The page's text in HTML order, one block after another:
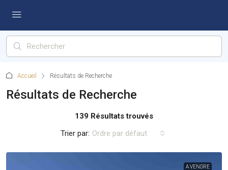
Accueil Résultats de Recherche
Résultats de Recherche
139 Résultats trouvés
Trier par: Ordre par défaut
A VENDRE